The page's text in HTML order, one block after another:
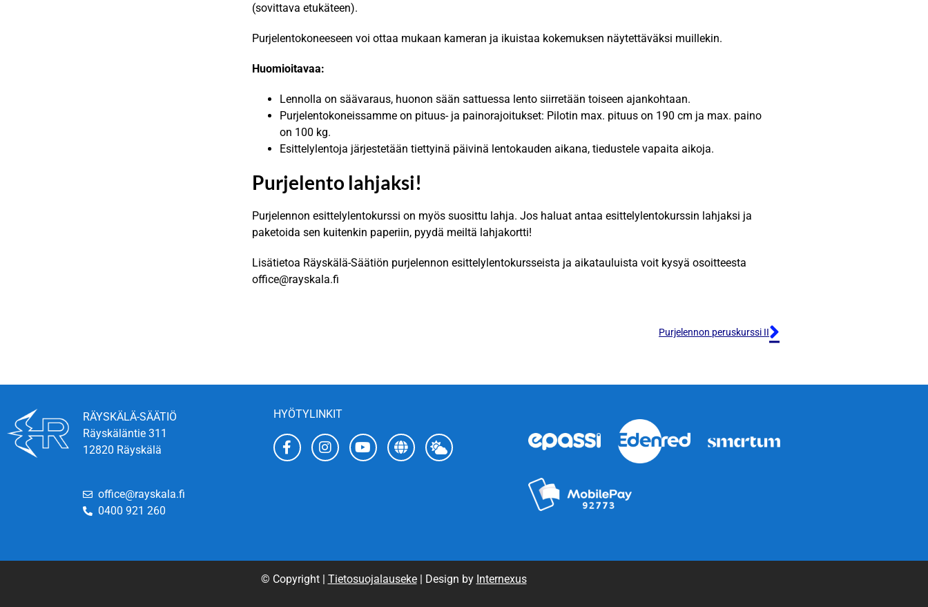
(sovittava etukäteen).
Purjelentokoneeseen voi ottaa mukaan kameran ja ikuistaa kokemuksen näytettäväksi muillekin.
Huomioitavaa:
Lennolla on säävaraus, huonon sään sattuessa lento siirretään toiseen ajankohtaan.
Purjelentokoneissamme on pituus- ja painorajoitukset: Pilotin max. pituus on 190 cm ja max. paino
on 100 kg.
Esittelylentoja järjestetään tiettyinä päivinä lentokauden aikana, tiedustele vapaita aikoja.
Purjelento lahjaksi!
Purjelennon esittelylentokurssi on myös suosittu lahja. Jos haluat antaa esittelylentokurssin lahjaksi ja
paketoida sen kuitenkin paperiin, pyydä meiltä lahjakortti!
Lisätietoa Räyskälä-Säätiön purjelennon esittelylentokursseista ja aikatauluista voit kysyä osoitteesta
office@rayskala.fi
Purjelennon peruskurssi II
RÄYSKÄLÄ-SÄÄTIÖ
Räyskäläntie 311
12820 Räyskälä
office@rayskala.fi
0400 921 260
HYÖTYLINKIT
© Copyright | Tietosuojalauseke| Design by Internexus